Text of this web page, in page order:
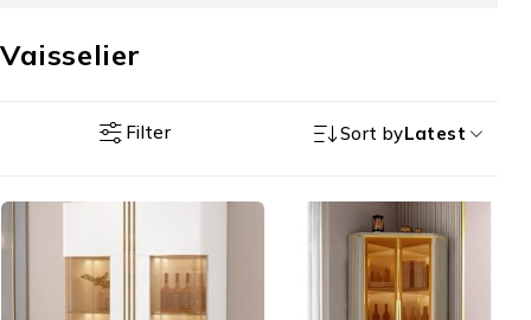
Vaisselier
Filter Sort byLatest